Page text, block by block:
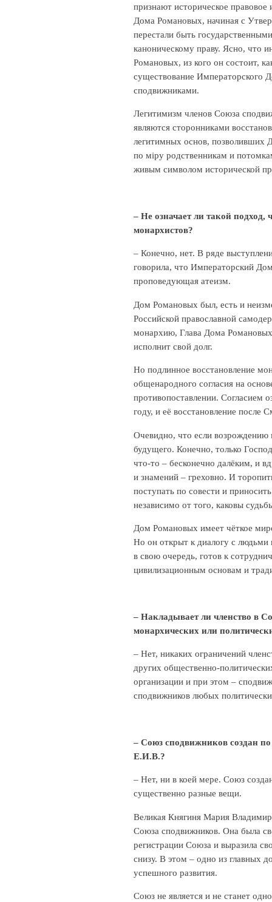
признают историческое
Дома Романовых, начиная с
перестали быть
каноническому праву. Ясно, что
Романовых, из кого он состоит,
существование Императорского
сподвижниками.
Легитимизм членов Союза
являются сторонниками
легитимных основ, позволивших
по мiру родственникам и
живым символом исторической
– Не означает ли такой подход,
монархистов?
– Конечно, нет. В ряде
говорила, что Императорский
проповедующая атеизм.
Дом Романовых был, есть и
Российской православной
монархию, Глава Дома
исполнит свой долг.
Но подлинное восстановление
общенародного согласия на
противопоставлении. Согласием
году, и её восстановление после
Очевидно, что если возрождению
будущего. Конечно, только
что-то – бесконечно далёким, и
и знамений – греховно. И
поступать по совести и
независимо от того, каковы
Дом Романовых имеет чёткое
Но он открыт к диалогу с людьми
в свою очередь, готов к
цивилизационным основам и
– Накладывает ли членство в
монархических или
– Нет, никаких ограничений
других общественно-
организации и при этом –
сподвижников любых
– Союз сподвижников создан
Е.И.В.?
– Нет, ни в коей мере. Союз
существенно разные вещи.
Великая Княгиня Мария
Союза сподвижников. Она была
регистрации Союза и выразила
снизу. В этом – одно из главных
успешного развития.
Союз не является и не станет